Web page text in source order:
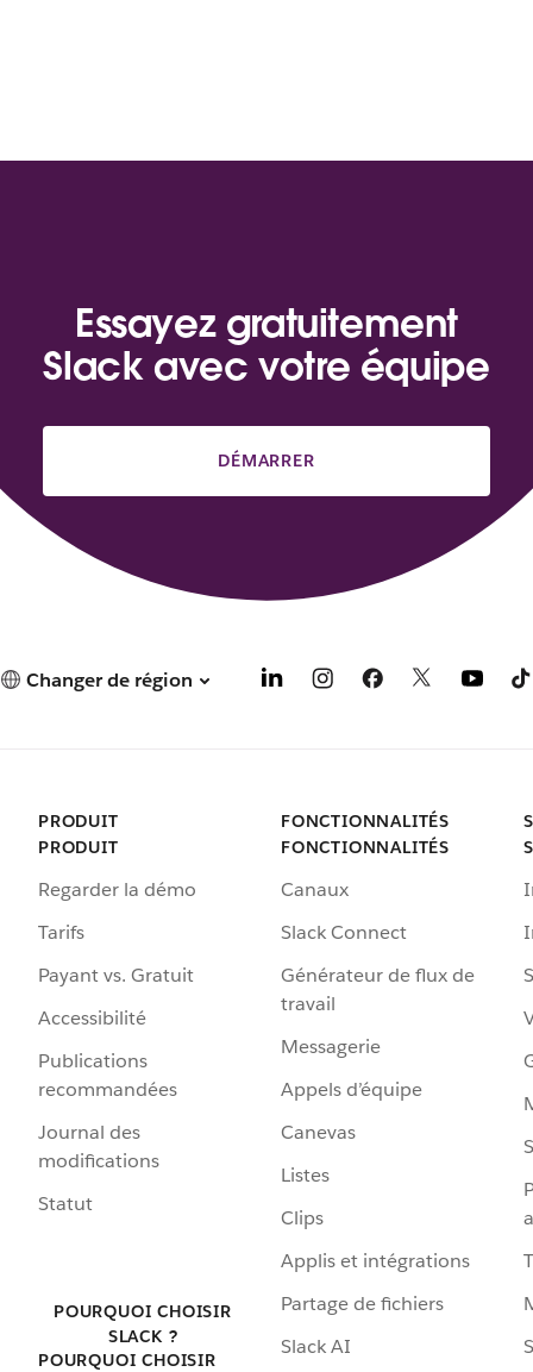
Essayez gratuitement
Slack avec votre équipe
DÉMARRER
Changer de région
PRODUIT
PRODUIT
Regarder la démo
Tarifs
Payant vs. Gratuit
Accessibilité
Publications
recommandées
Journal des
modifications
Statut
POURQUOI CHOISIR
SLACK ?
POURQUOI CHOISIR
FONCTIONNALITÉS
FONCTIONNALITÉS
Canaux
Slack Connect
Générateur de flux de
travail
Messagerie
Appels d’équipe
Canevas
Listes
Clips
Applis et intégrations
Partage de fichiers
Slack AI